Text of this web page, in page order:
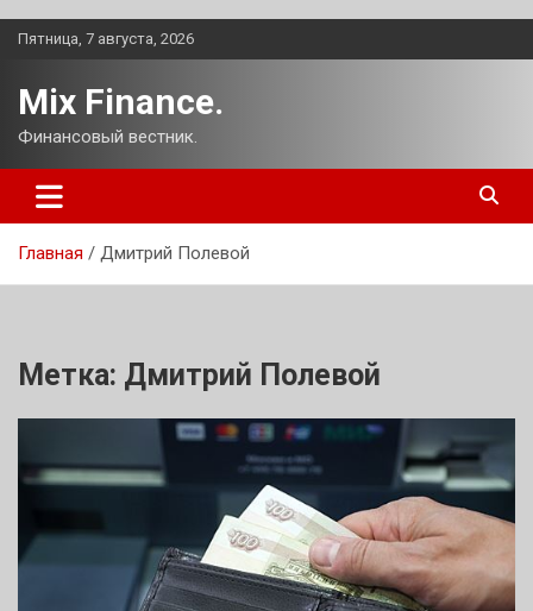
Перейти
Пятница, 7 августа, 2026
Mix Finance.
Финансовый вестник.
Главная Дмитрий Полевой
Метка: Дмитрий Полевой